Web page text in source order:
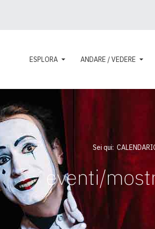
ESPLORA ANDARE / VEDERE
Sei qui:
eventi/